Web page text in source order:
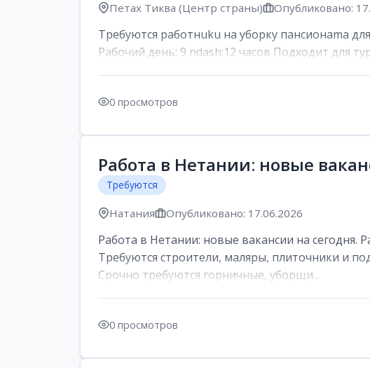
Петах Тиква (Центр страны) Опубликовано:
Требуются работнuku на уборку пансионama
Рабочий день: 9 ndash;12 часов Подходит для
0 просмотров
Работа в Нетании: новые
Требуются
Натания Опубликовано: 17.06.2026
Работа в Нетании: новые вакансии на сегодня.
Требуются строители, маляры, плиточники и
Срочно требуются горничные, уборщи...
0 просмотров